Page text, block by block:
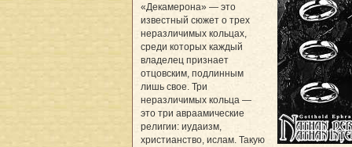
«Декамерона» — это
известный сюжет о трех
неразличимых кольцах,
среди которых каждый
владелец признает
отцовским, подлинным
лишь свое. Три
неразличимых кольца —
это три авраамические
религии: иудаизм,
христианство, ислам. Такую